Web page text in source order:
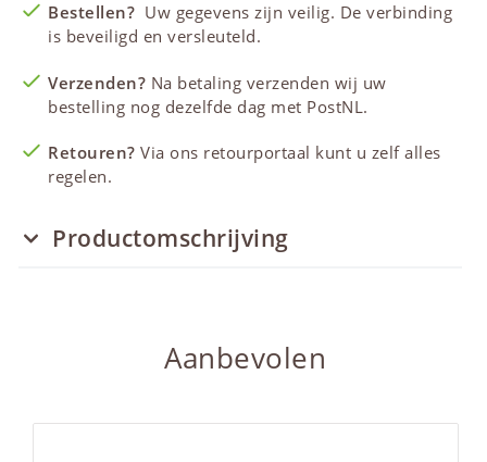
Bestellen? Uw gegevens zijn veilig. De verbinding
is beveiligd en versleuteld.
Verzenden? Na betaling verzenden wij uw
bestelling nog dezelfde dag met PostNL.
Retouren? Via ons retourportaal kunt u zelf alles
regelen.
Productomschrijving
Aanbevolen